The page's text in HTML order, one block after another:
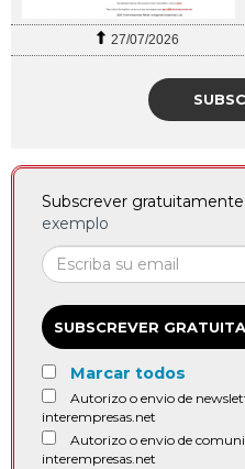
27/07/2026
Subscrever
exemplo
SUBSCREVER
Marcar todos
Autorizo o envio de
interempresas.net
Autorizo o envio de
interempresas.net